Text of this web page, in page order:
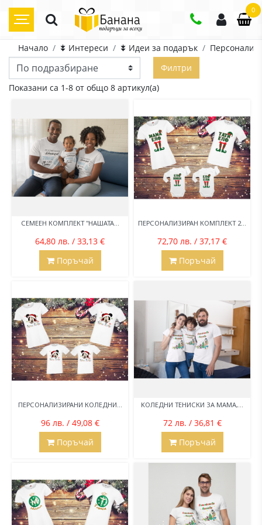
0
Начало ⯯ Интереси ⯯ Идеи за подарък
Филтри
Показани са 1-8 от общо 8 артикул(а)
СЕМЕЕН КОМПЛЕКТ "НАШАТА...
64,80 лв. / 33,13 €
Поръчай
ПЕРСОНАЛИЗИРАН КОМПЛЕКТ 2...
72,70 лв. / 37,17 €
Поръчай
ПЕРСОНАЛИЗИРАНИ КОЛЕДНИ...
96 лв. / 49,08 €
Поръчай
KОЛЕДНИ ТЕНИСКИ ЗА МАМА,...
72 лв. / 36,81 €
Поръчай